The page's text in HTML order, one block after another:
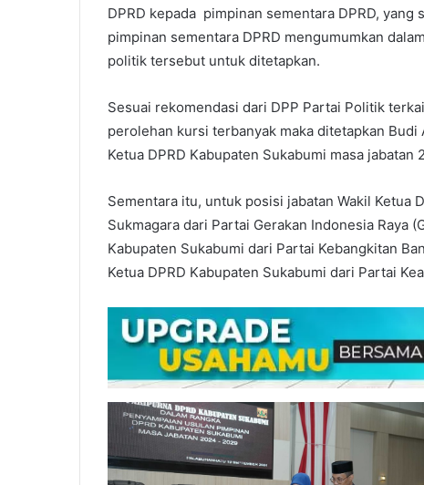
DPRD kepada pimpinan sementara DPRD,
pimpinan sementara DPRD mengumumkan
politik tersebut untuk ditetapkan.
Sesuai rekomendasi dari DPP Partai Politik
perolehan kursi terbanyak maka ditetapkan
Ketua DPRD Kabupaten Sukabumi masa jabatan
Sementara itu, untuk posisi jabatan Wakil Ketua
Sukmagara dari Partai Gerakan Indonesia Raya
Kabupaten Sukabumi dari Partai Kebangkitan
Ketua DPRD Kabupaten Sukabumi dari Partai